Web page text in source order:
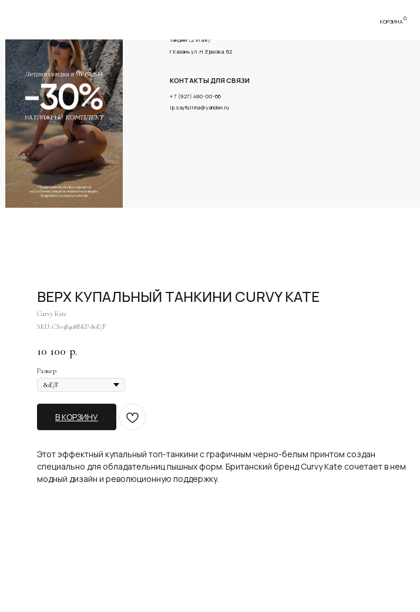
КОНТАКТЫ ДЛЯ СВЯЗИ
+ 7 (927) 490-00-66
ip.sayfullina@yandex.ru
г.Казань ул. Н. Ершова, 62
ВЕРХ КУПАЛЬНЫЙ ТАНКИНИ CURVY KATE
Curvy Kate
SKU: CS038408BKP-80E/F
10 100 р.
Размер
В КОРЗИНУ
Этот эффектный купальный топ-танкини с графичным черно-белым принтом создан
специально для обладательниц пышных форм. Британский бренд Curvy Kate сочетает в нем
модный дизайн и революционную поддержку.